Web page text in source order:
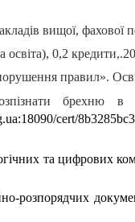
вищої, фахової
0,2
правил».
брехню
cert/
та цифрових
розпорядчих